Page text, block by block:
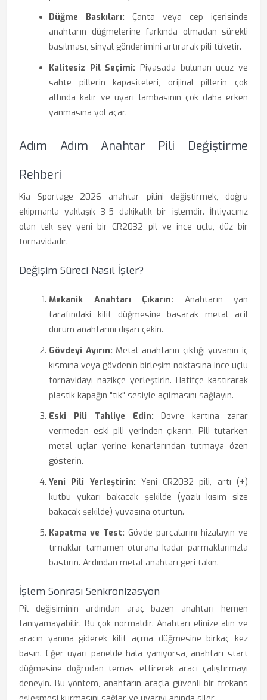
Düğme Baskıları: Çanta veya cep içerisinde
anahtarın düğmelerine farkında olmadan sürekli
basılması, sinyal gönderimini artırarak pili tüketir.
Kalitesiz Pil Seçimi: Piyasada bulunan ucuz ve
sahte pillerin kapasiteleri, orijinal pillerin çok
altında kalır ve uyarı lambasının çok daha erken
yanmasına yol açar.
Adım Adım Anahtar Pili Değiştirme
Rehberi
Kia Sportage 2026 anahtar pilini değiştirmek, doğru
ekipmanla yaklaşık 3-5 dakikalık bir işlemdir. İhtiyacınız
olan tek şey yeni bir CR2032 pil ve ince uçlu, düz bir
tornavidadır.
Değişim Süreci Nasıl İşler?
Mekanik Anahtarı Çıkarın: Anahtarın yan
tarafındaki kilit düğmesine basarak metal acil
durum anahtarını dışarı çekin.
Gövdeyi Ayırın: Metal anahtarın çıktığı yuvanın iç
kısmına veya gövdenin birleşim noktasına ince uçlu
tornavidayı nazikçe yerleştirin. Hafifçe kastırarak
plastik kapağın "tık" sesiyle açılmasını sağlayın.
Eski Pili Tahliye Edin: Devre kartına zarar
vermeden eski pili yerinden çıkarın. Pili tutarken
metal uçlar yerine kenarlarından tutmaya özen
gösterin.
Yeni Pili Yerleştirin: Yeni CR2032 pili, artı (+)
kutbu yukarı bakacak şekilde (yazılı kısım size
bakacak şekilde) yuvasına oturtun.
Kapatma ve Test: Gövde parçalarını hizalayın ve
tırnaklar tamamen oturana kadar parmaklarınızla
bastırın. Ardından metal anahtarı geri takın.
İşlem Sonrası Senkronizasyon
Pil değişiminin ardından araç bazen anahtarı hemen
tanıyamayabilir. Bu çok normaldir. Anahtarı elinize alın ve
aracın yanına giderek kilit açma düğmesine birkaç kez
basın. Eğer uyarı panelde hala yanıyorsa, anahtarı start
düğmesine doğrudan temas ettirerek aracı çalıştırmayı
deneyin. Bu yöntem, anahtarın araçla güvenli bir frekans